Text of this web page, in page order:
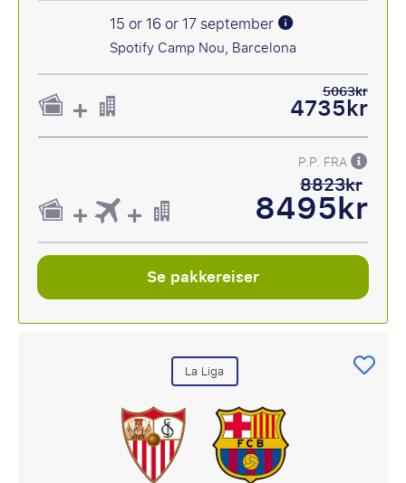
15 or 16 or 17 september
Spotify Camp Nou, Barcelona
5063kr
4735kr
P.P. FRA
8823kr
8495kr
Se pakkereiser
La Liga